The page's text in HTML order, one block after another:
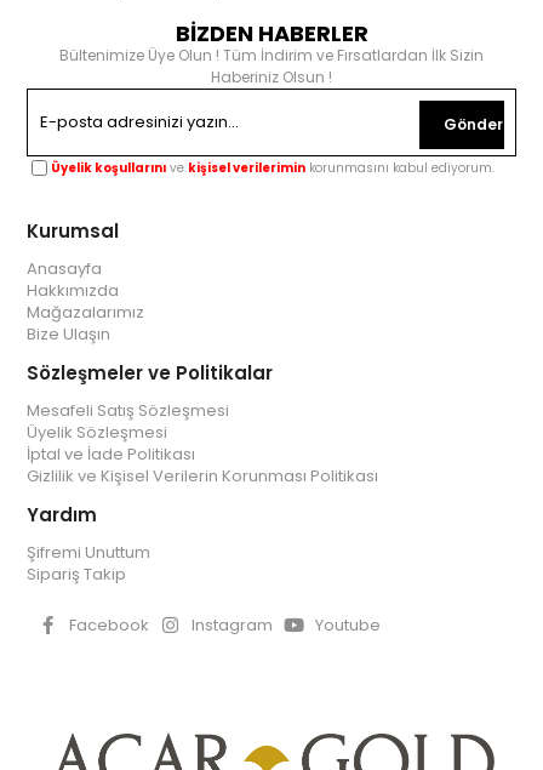
BİZDEN HABERLER
Bültenimize Üye Olun ! Tüm İndirim ve Fırsatlardan İlk Sizin
Haberiniz Olsun !
Gönder
Üyelik koşullarını ve kişisel verilerimin korunmasını kabul ediyorum.
Kurumsal
Anasayfa
Hakkımızda
Mağazalarımız
Bize Ulaşın
Sözleşmeler ve Politikalar
Mesafeli Satış Sözleşmesi
Üyelik Sözleşmesi
İptal ve İade Politikası
Gizlilik ve Kişisel Verilerin Korunması Politikası
Yardım
Şifremi Unuttum
Sipariş Takip
Facebook Instagram Youtube